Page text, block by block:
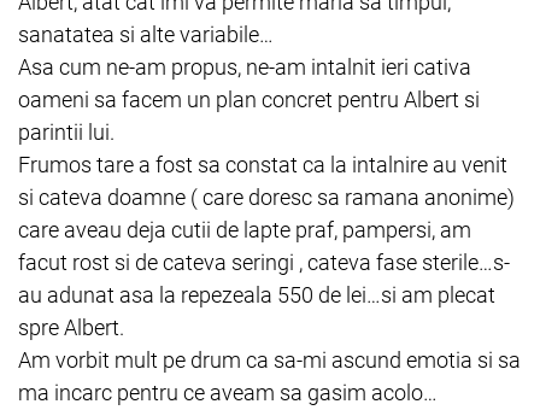
sanatatea si alte variabile…
Asa cum ne-am propus, ne-am intalnit ieri cativa
oameni sa facem un plan concret pentru Albert si
parintii lui.
Frumos tare a fost sa constat ca la intalnire au venit
si cateva doamne ( care doresc sa ramana anonime)
care aveau deja cutii de lapte praf, pampersi, am
facut rost si de cateva seringi , cateva fase sterile…s-
au adunat asa la repezeala 550 de lei…si am plecat
spre Albert.
Am vorbit mult pe drum ca sa-mi ascund emotia si sa
ma incarc pentru ce aveam sa gasim acolo…